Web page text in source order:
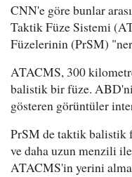
CNN'e göre bunlar
Taktik Füze Sistemi
Füzelerinin (PrSM)
ATACMS, 300
balistik bir füze.
gösteren görüntüler
PrSM de taktik balistik
ve daha uzun menzili
ATACMS'in yerini